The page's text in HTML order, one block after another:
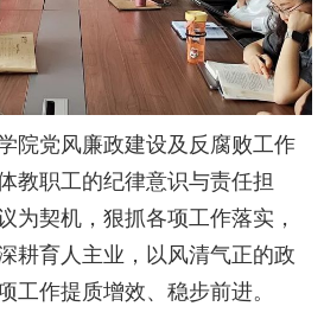
院党风廉政建设及反腐败工作
教职工的纪律意识与责任担
为契机，狠抓各项工作落实，
耕育人主业，以风清气正的政
工作提质增效、稳步前进。